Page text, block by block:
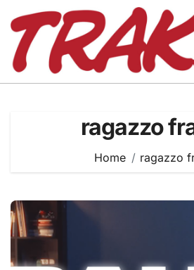
content
ragazzo
Home ragazzo